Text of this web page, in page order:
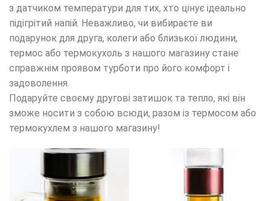
з датчиком температури для тих, хто цінує ідеально
підігрітий напій. Неважливо, чи вибираєте ви
подарунок для друга, колеги або близької людини,
термос або термокухоль з нашого магазину стане
справжнім проявом турботи про його комфорт і
задоволення.
Подаруйте своєму другові затишок та тепло, які він
зможе носити з собою всюди, разом із термосом або
термокухлем з нашого магазину!